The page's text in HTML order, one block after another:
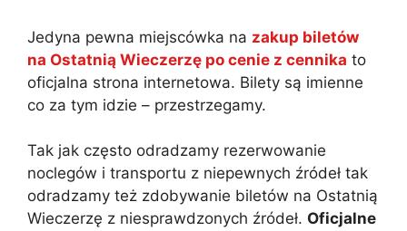
Jedyna pewna miejscówka na zakup biletów
na Ostatnią Wieczerzę po cenie z cennika to
oficjalna strona internetowa. Bilety są imienne
co za tym idzie – przestrzegamy.
Tak jak często odradzamy rezerwowanie
noclegów i transportu z niepewnych źródeł tak
odradzamy też zdobywanie biletów na Ostatnią
Wieczerzę z niesprawdzonych źródeł. Oficjalne